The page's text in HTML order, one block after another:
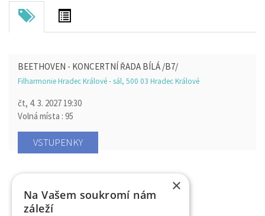
BEETHOVEN - KONCERTNÍ ŘADA BÍLÁ /B7/
Filharmonie Hradec Králové - sál, 500 03 Hradec Králové
čt, 4. 3. 2027 19:30
Volná místa : 95
VSTUPENKY
×
Na Vašem soukromí nám
záleží